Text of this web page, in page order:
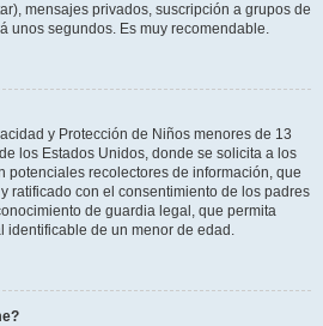
mensajes privados, suscripción a grupos de
unos segundos. Es muy recomendable.
y Protección de Niños menores de 13
los Estados Unidos, donde se solicita a los
potenciales recolectores de información, que
ratificado con el consentimiento de los padres
de guardia legal, que permita
identificable de un menor de edad.